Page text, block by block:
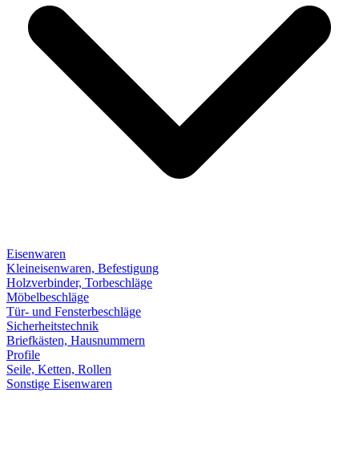
Eisenwaren
Kleineisenwaren, Befestigung
Holzverbinder, Torbeschläge
Möbelbeschläge
Tür- und Fensterbeschläge
Sicherheitstechnik
Briefkästen, Hausnummern
Profile
Seile, Ketten, Rollen
Sonstige Eisenwaren